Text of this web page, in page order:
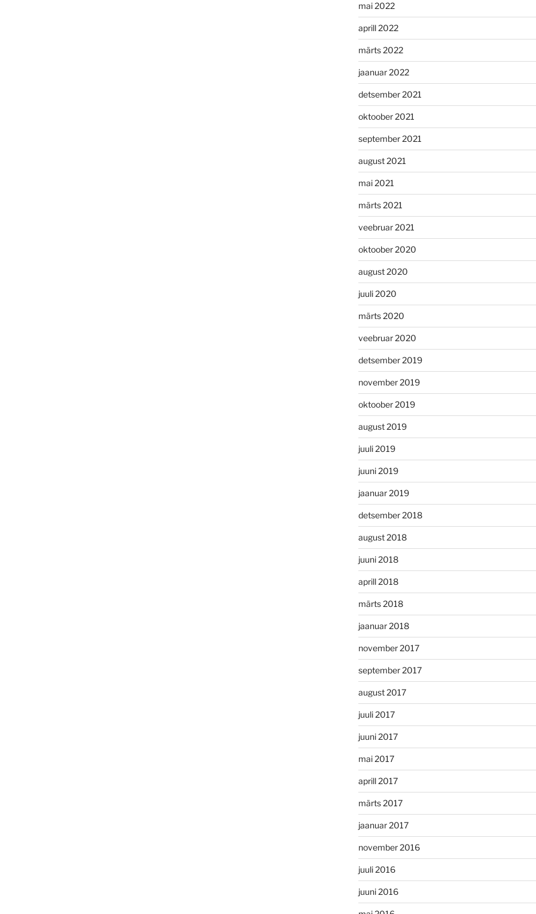
mai 2022
aprill 2022
märts 2022
jaanuar 2022
detsember 2021
oktoober 2021
september 2021
august 2021
mai 2021
märts 2021
veebruar 2021
oktoober 2020
august 2020
juuli 2020
märts 2020
veebruar 2020
detsember 2019
november 2019
oktoober 2019
august 2019
juuli 2019
juuni 2019
jaanuar 2019
detsember 2018
august 2018
juuni 2018
aprill 2018
märts 2018
jaanuar 2018
november 2017
september 2017
august 2017
juuli 2017
juuni 2017
mai 2017
aprill 2017
märts 2017
jaanuar 2017
november 2016
juuli 2016
juuni 2016